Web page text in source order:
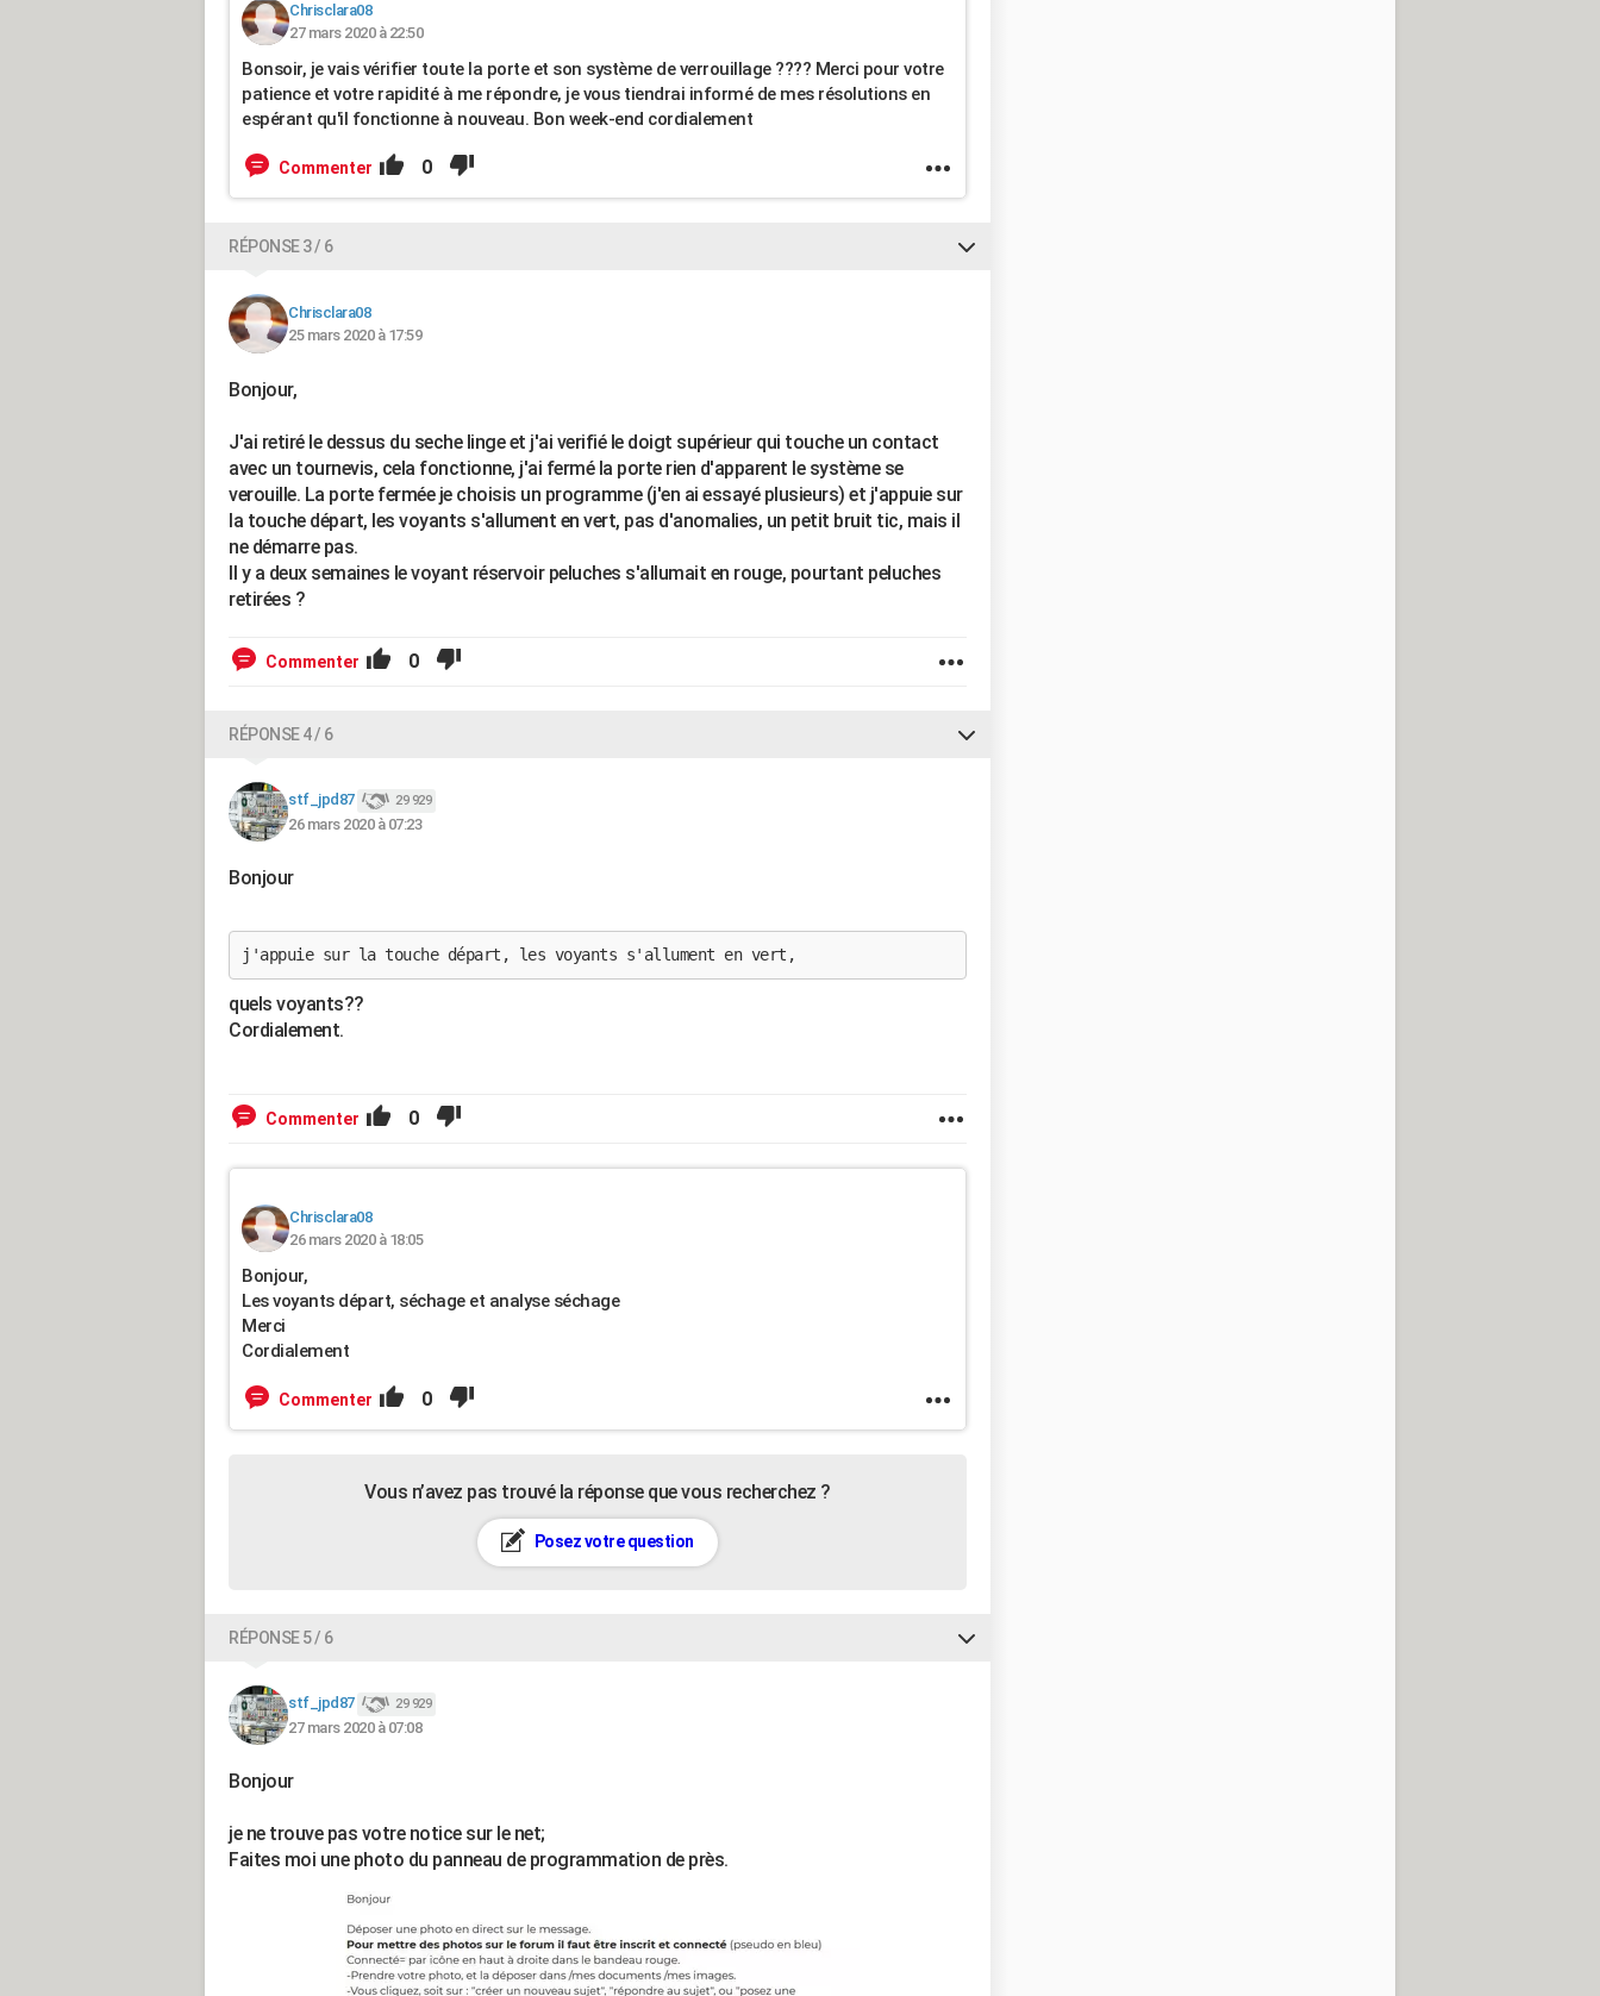
Chrisclara08
27 mars 2020 à 22:50
Bonsoir, je vais vérifier toute la porte et son système de verrouillage ???? Merci pour votre
patience et votre rapidité à me répondre, je vous tiendrai informé de mes résolutions en
espérant qu'il fonctionne à nouveau. Bon week-end cordialement
Commenter 0
RÉPONSE 3 / 6
Chrisclara08
25 mars 2020 à 17:59
Bonjour,
J'ai retiré le dessus du seche linge et j'ai verifié le doigt supérieur qui touche un contact
avec un tournevis, cela fonctionne, j'ai fermé la porte rien d'apparent le système se
verouille. La porte fermée je choisis un programme (j'en ai essayé plusieurs) et j'appuie sur
la touche départ, les voyants s'allument en vert, pas d'anomalies, un petit bruit tic, mais il
ne démarre pas.
Il y a deux semaines le voyant réservoir peluches s'allumait en rouge, pourtant peluches
retirées ?
Commenter 0
RÉPONSE 4 / 6
stf_jpd87 29 929
26 mars 2020 à 07:23
Bonjour
j'appuie sur la touche départ, les voyants s'allument en vert,
quels voyants??
Cordialement.
Commenter 0
Chrisclara08
26 mars 2020 à 18:05
Bonjour,
Les voyants départ, séchage et analyse séchage
Merci
Cordialement
Commenter 0
Vous n’avez pas trouvé la réponse que vous recherchez ?
Posez votre question
RÉPONSE 5 / 6
stf_jpd87 29 929
27 mars 2020 à 07:08
Bonjour
je ne trouve pas votre notice sur le net;
Faites moi une photo du panneau de programmation de près.